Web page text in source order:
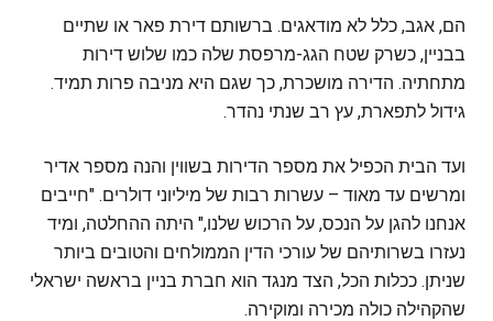
הם, אגב, כלל לא מודאגים. ברשותם דירת פאר או שתיים
בבניין, כשרק שטח הגג-מרפסת שלה כמו שלוש דירות
מתחתיה. הדירה מושכרת, כך שגם היא מניבה פרות תמיד.
גידול לתפארת, עץ רב שנתי נהדר.
ועד הבית הכפיל את מספר הדירות בשווין והנה מספר אדיר
ומרשים עד מאוד – עשרות רבות של מיליוני דולרים. "חייבים
אנחנו להגן על הנכס, על הרכוש שלנו," היתה ההחלטה, ומיד
נעזרו בשרותיהם של עורכי הדין הממולחים והטובים ביותר
שניתן. ככלות הכל, הצד מנגד הוא חברת בניין בראשה ישראלי
שהקהילה כולה מכירה ומוקירה.